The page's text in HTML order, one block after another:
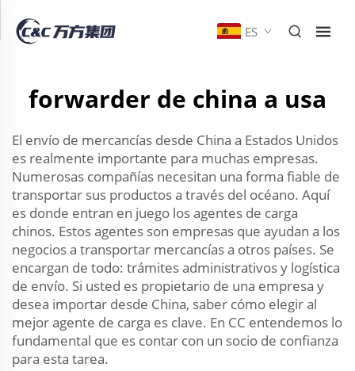
ES
forwarder de china a usa
El envío de mercancías desde China a Estados Unidos
es realmente importante para muchas empresas.
Numerosas compañías necesitan una forma fiable de
transportar sus productos a través del océano. Aquí
es donde entran en juego los agentes de carga
chinos. Estos agentes son empresas que ayudan a los
negocios a transportar mercancías a otros países. Se
encargan de todo: trámites administrativos y logística
de envío. Si usted es propietario de una empresa y
desea importar desde China, saber cómo elegir al
mejor agente de carga es clave. En CC entendemos lo
fundamental que es contar con un socio de confianza
para esta tarea.